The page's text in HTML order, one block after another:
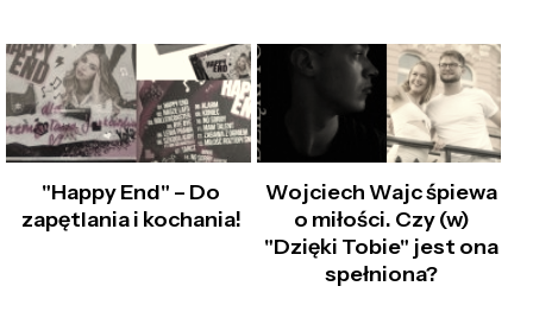
"Happy End" – Do
zapętlania i kochania!
Wojciech Wajc śpiewa
o miłości. Czy (w)
"Dzięki Tobie" jest ona
spełniona?